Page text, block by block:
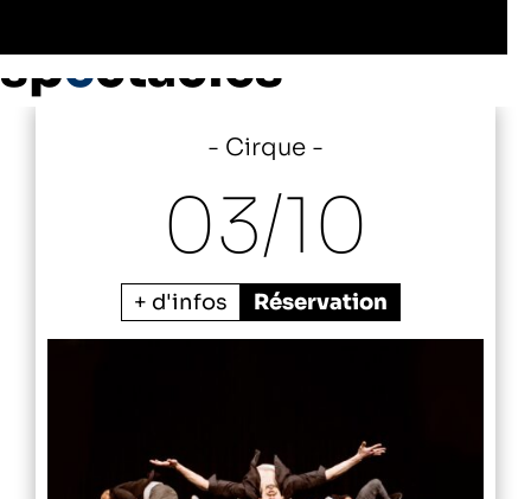
spectacles
Cirque
03/10
+ d'infos Réservation